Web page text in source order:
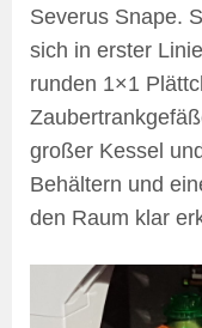
Severus Snape.
sich in erster
runden 1×1
großer Kessel
Behältern und
den Raum klar